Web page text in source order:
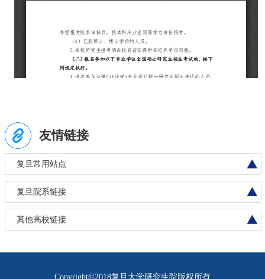
友情链接
复旦常用站点
复旦院系链接
其他高校链接
Copyright©2018复旦大学研究生院版权所有